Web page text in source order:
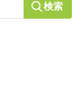
検索